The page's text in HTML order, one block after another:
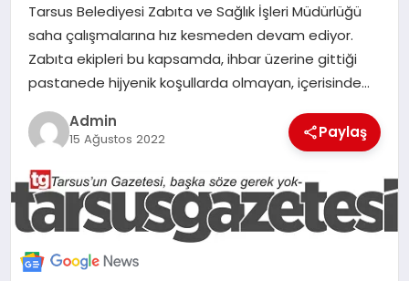
EĞITIM
İLETIŞIM
Tarsus Belediyesi Zabıta ve Sağlık İşleri Müdürlüğü
saha çalışmalarına hız kesmeden devam ediyor.
Zabıta ekipleri bu kapsamda, ihbar üzerine gittiği
pastanede hijyenik koşullarda olmayan, içerisinde…
Admin
15 Ağustos 2022 Paylaş